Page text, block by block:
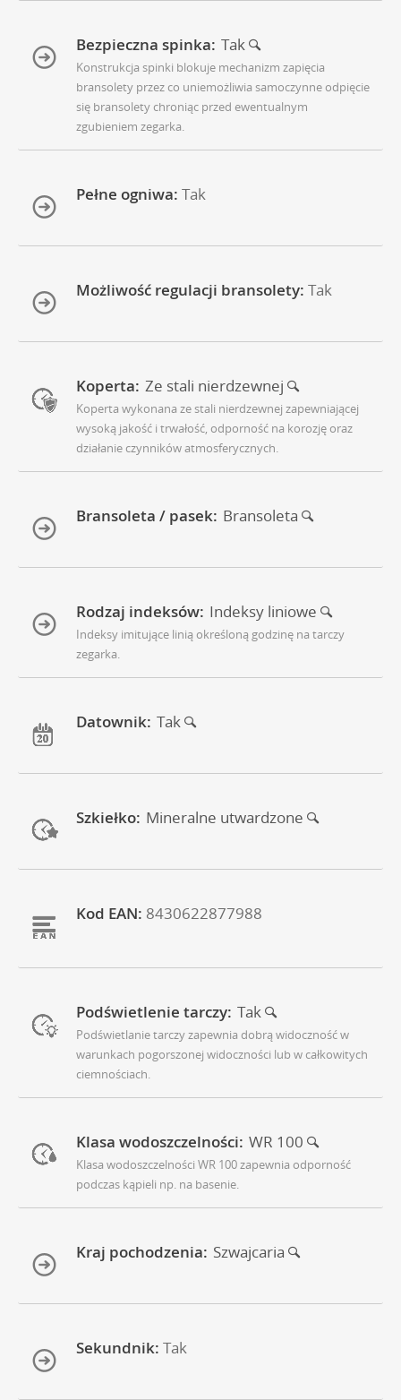
Bezpieczna spinka: Tak
Konstrukcja spinki blokuje mechanizm zapięcia
bransolety przez co uniemożliwia samoczynne odpięcie
się bransolety chroniąc przed ewentualnym
zgubieniem zegarka.
Pełne ogniwa: Tak
Możliwość regulacji bransolety: Tak
Koperta: Ze stali nierdzewnej
Koperta wykonana ze stali nierdzewnej zapewniającej
wysoką jakość i trwałość, odporność na korozję oraz
działanie czynników atmosferycznych.
Bransoleta / pasek: Bransoleta
Rodzaj indeksów: Indeksy liniowe
Indeksy imitujące linią określoną godzinę na tarczy
zegarka.
Datownik: Tak
Szkiełko: Mineralne utwardzone
Kod EAN: 8430622877988
Podświetlenie tarczy: Tak
Podświetlanie tarczy zapewnia dobrą widoczność w
warunkach pogorszonej widoczności lub w całkowitych
ciemnościach.
Klasa wodoszczelności: WR 100
Klasa wodoszczelności WR 100 zapewnia odporność
podczas kąpieli np. na basenie.
Kraj pochodzenia: Szwajcaria
Sekundnik: Tak